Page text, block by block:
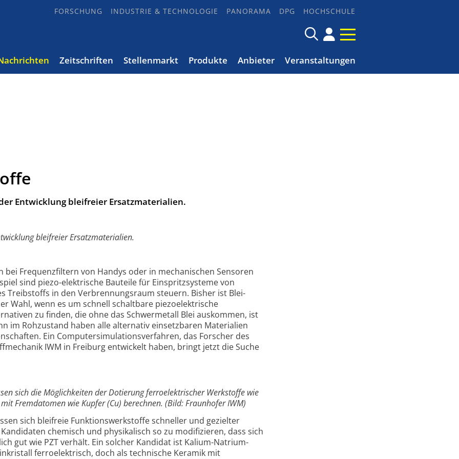
FORSCHUNG INDUSTRIE & TECHNOLOGIE PANORAMA DPG HOCHSCHULE
Zeitschriften Stellenmarkt Produkte Anbieter Veranstaltungen
Entwicklung bleifreier Ersatzmaterialien.
bleifreier Ersatzmaterialien.
Frequenzfiltern von Handys oder in mechanischen Sensoren
sind piezo-elektrische Bauteile für Einspritzsysteme von
Treibstoffs in den Verbrennungsraum steuern. Bisher ist Blei-
Wahl, wenn es um schnell schaltbare piezoelektrische
zu finden, die ohne das Schwermetall Blei auskommen, ist
im Rohzustand haben alle alternativ einsetzbaren Materialien
Ein Computersimulationsverfahren, das Forscher des
IWM in Freiburg entwickelt haben, bringt jetzt die Suche
sich die Möglichkeiten der Dotierung ferroelektrischer Werkstoffe wie
Fremdatomen wie Kupfer (Cu) berechnen. (Bild: Fraunhofer IWM)
sich bleifreie Funktionswerkstoffe schneller und gezielter
chemisch und physikalisch so zu modifizieren, dass sich
gut wie PZT verhält. Ein solcher Kandidat ist Kalium-Natrium-
ferroelektrisch, doch als technische Keramik mit